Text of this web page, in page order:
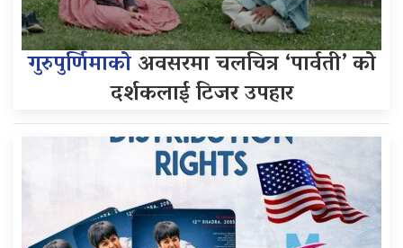
गुरुपुर्णिमाकोअवसरमा चलचित्र ‘पार्वती’ को
दर्शकलाई टिजर उपहार